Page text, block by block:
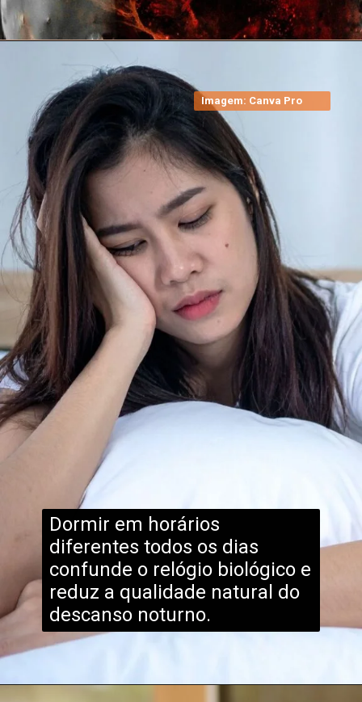
Dormir em horários
diferentes todos os dias
confunde o relógio biológico e
reduz a qualidade natural do
descanso noturno.
Imagem: Canva Pro